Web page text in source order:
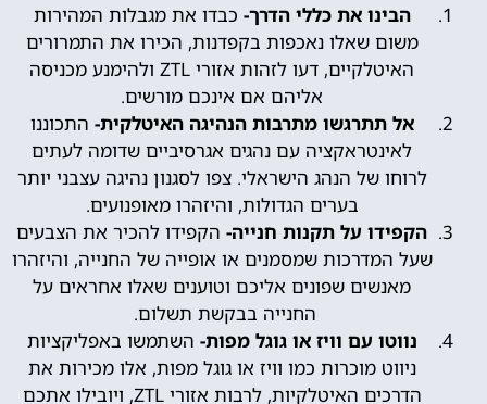
הבינו את כללי הדרך- כבדו את מגבלות המהירות
משום שאלו נאכפות בקפדנות, הכירו את התמרורים
האיטלקיים, דעו לזהות אזורי ZTL ולהימנע מכניסה
אליהם אם אינכם מורשים.
אל תתרגשו מתרבות הנהיגה האיטלקית- התכוננו
לאינטראקציה עם נהגים אגרסיביים שדומה לעתים
לרוחו של הנהג הישראלי. צפו לסגנון נהיגה עצבני יותר
בערים הגדולות, והיזהרו מאופנועים.
הקפידו על תקנות חנייה- הקפידו להכיר את הצבעים
שעל המדרכות שמסמנים או אופייה של החנייה, והיזהרו
מאנשים שפונים אליכם וטוענים שאלו אחראים על
החנייה בבקשת תשלום.
נווטו עם וויז או גוגל מפות- השתמשו באפליקציות
ניווט מוכרות כמו וויז או גוגל מפות, אלו מכירות את
הדרכים האיטלקיות, לרבות אזורי ZTL, ויובילו אתכם